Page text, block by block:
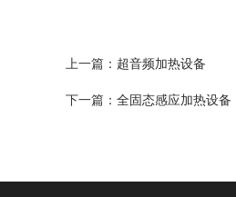
上一篇： 超音频加热设备
下一篇： 全固态感应加热设备